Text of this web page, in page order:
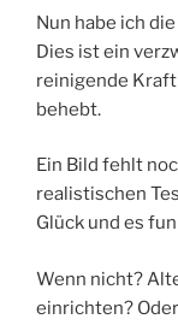
Nun habe ich
Dies ist ein
reinigende
behebt.
Ein Bild fehlt
realistischen
Glück und es
Wenn nicht?
einrichten?